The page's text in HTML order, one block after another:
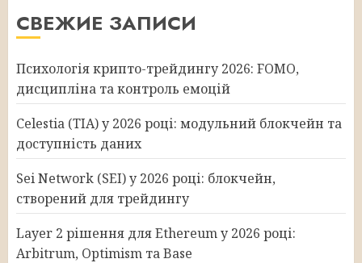
СВЕЖИЕ ЗАПИСИ
Психологія крипто-трейдингу 2026: FOMO,
дисципліна та контроль емоцій
Celestia (TIA) у 2026 році: модульний блокчейн та
доступність даних
Sei Network (SEI) у 2026 році: блокчейн,
створений для трейдингу
Layer 2 рішення для Ethereum у 2026 році:
Arbitrum, Optimism та Base